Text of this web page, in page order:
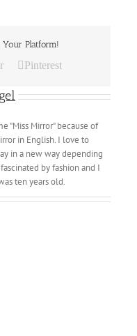
Your Platform!
Pinterest
"Miss Mirror" because of
in English. I love to
in a new way depending
by fashion and I
ten years old.